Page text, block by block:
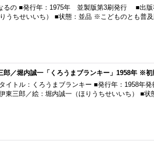
るの ■発行年：1975年 並製版第3刷発行 ■出版
うちせいいち） ■状態：並品 ※こどものとも普
郎／堀内誠一「くろうまブランキー」1958年 ※
イトル：くろうまブランキー ■発行年：1958年
東三郎／絵：堀内誠一（ほりうちせいいち） ■